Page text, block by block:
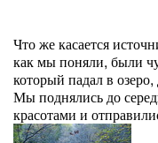
Что же касается
как мы поняли, были
который падал в
Мы поднялись до
красотами и